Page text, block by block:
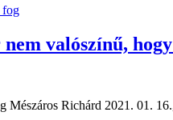
valószínű,
Mészáros Richárd 2021. 01.